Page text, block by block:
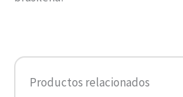
Productos relacionados